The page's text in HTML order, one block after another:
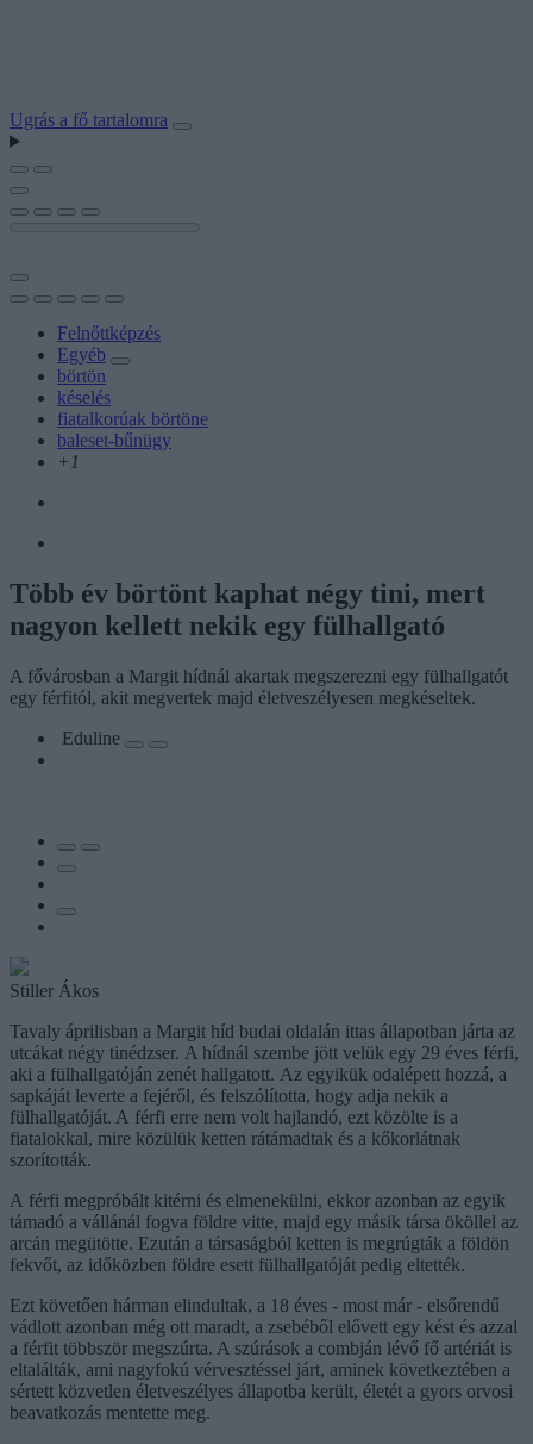
Ugrás a fő tartalomra
Felnőttképzés
Egyéb
börtön
késelés
fiatalkorúak börtöne
baleset-bűnügy
+1
Több év börtönt kaphat négy tini, mert
nagyon kellett nekik egy fülhallgató
A fővárosban a Margit hídnál akartak megszerezni egy fülhallgatót
egy férfitól, akit megvertek majd életveszélyesen megkéseltek.
Eduline
Stiller Ákos
Tavaly áprilisban a Margit híd budai oldalán ittas állapotban járta az
utcákat négy tinédzser. A hídnál szembe jött velük egy 29 éves férfi,
aki a fülhallgatóján zenét hallgatott. Az egyikük odalépett hozzá, a
sapkáját leverte a fejéről, és felszólította, hogy adja nekik a
fülhallgatóját. A férfi erre nem volt hajlandó, ezt közölte is a
fiatalokkal, mire közülük ketten rátámadtak és a kőkorlátnak
szorították.
A férfi megpróbált kitérni és elmenekülni, ekkor azonban az egyik
támadó a vállánál fogva földre vitte, majd egy másik társa ököllel az
arcán megütötte. Ezután a társaságból ketten is megrúgták a földön
fekvőt, az időközben földre esett fülhallgatóját pedig eltették.
Ezt követően hárman elindultak, a 18 éves - most már - elsőrendű
vádlott azonban még ott maradt, a zsebéből elővett egy kést és azzal
a férfit többször megszúrta. A szúrások a combján lévő fő artériát is
eltalálták, ami nagyfokú vérvesztéssel járt, aminek következtében a
sértett közvetlen életveszélyes állapotba került, életét a gyors orvosi
beavatkozás mentette meg.